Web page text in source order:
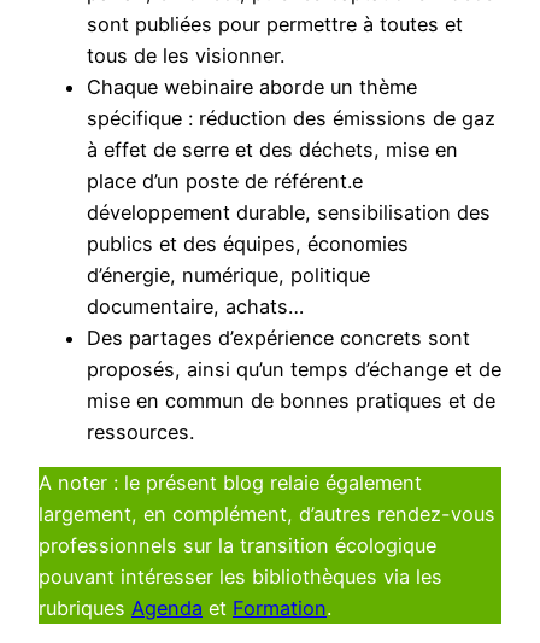
sont publiées pour permettre à toutes et
tous de les visionner.
Chaque webinaire aborde un thème
spécifique : réduction des émissions de gaz
à effet de serre et des déchets, mise en
place d’un poste de référent.e
développement durable, sensibilisation des
publics et des équipes, économies
d’énergie, numérique, politique
documentaire, achats…
Des partages d’expérience concrets sont
proposés, ainsi qu’un temps d’échange et de
mise en commun de bonnes pratiques et de
ressources.
A noter : le présent blog relaie également
largement, en complément, d’autres rendez-vous
professionnels sur la transition écologique
pouvant intéresser les bibliothèques via les
rubriques Agenda et Formation.